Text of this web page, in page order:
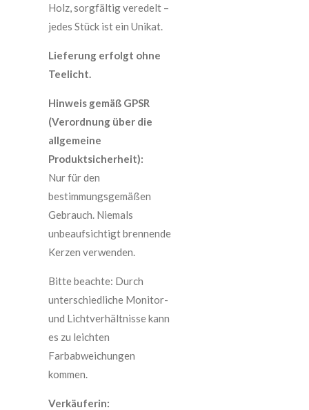
Holz, sorgfältig veredelt –
jedes Stück ist ein Unikat.
Lieferung erfolgt ohne
Teelicht.
Hinweis gemäß GPSR
(Verordnung über die
allgemeine
Produktsicherheit):
Nur für den
bestimmungsgemäßen
Gebrauch. Niemals
unbeaufsichtigt brennende
Kerzen verwenden.
Bitte beachte: Durch
unterschiedliche Monitor-
und Lichtverhältnisse kann
es zu leichten
Farbabweichungen
kommen.
Verkäuferin: